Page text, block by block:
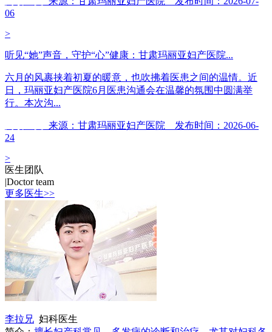
06
>
听见“她”声音，守护“心”健康：甘肃玛丽亚妇产医院...
六月的风裹挟着初夏的暖意，也吹拂着医患之间的温情。近
日，玛丽亚妇产医院6月医患沟通会在温馨的氛围中圆满举
行。本次沟...
来源：甘肃玛丽亚妇产医院 发布时间：2026-06-
24
>
医生团队
|Doctor team
更多医生>>
李拉兄 妇科医生